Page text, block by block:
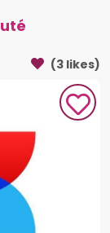
(3 likes)